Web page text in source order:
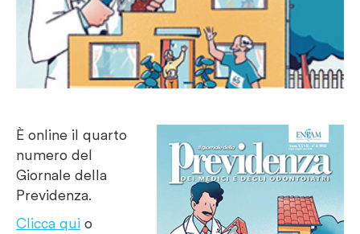
È online il quarto
numero del
Giornale della
Previdenza.
Clicca qui o